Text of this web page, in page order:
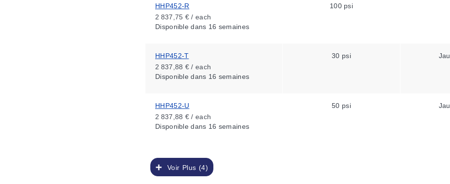
Voir Plus (4)
HHP452-R
2 837,75 € / each
Disponible dans 16 semaines
100 psi
HHP452-T
2 837,88 € / each
Disponible dans 16 semaines
30 psi
HHP452-U
2 837,88 € / each
Disponible dans 16 semaines
50 psi